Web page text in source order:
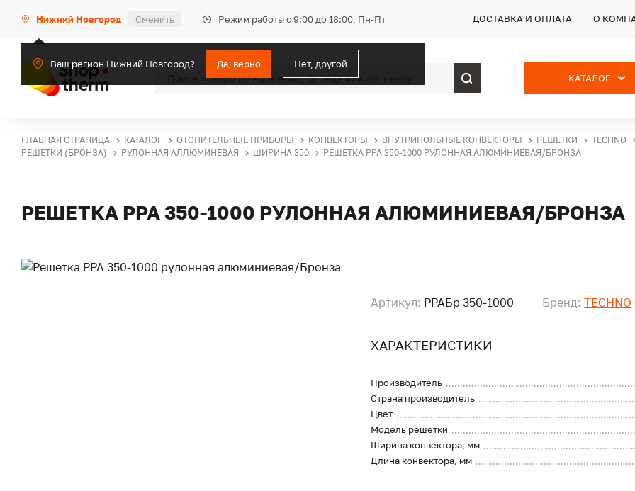
Нижний Новгород Сменить Режим работы с 9:00 до 18:00, Пн-Пт
Ваш регион Нижний Новгород? Да, верно Нет, другой
ДОСТАВКА И ОПЛАТА О
КАТАЛОГ
ГЛАВНАЯ СТРАНИЦА КАТАЛОГ ОТОПИТЕЛЬНЫЕ ПРИБОРЫ КОНВЕКТОРЫ ВНУТРИПОЛЬНЫЕ КОНВЕКТОРЫ РЕШЕТКИ
TECHNO
РЕШЕТКИ (БРОНЗА)
РУЛОННАЯ АЛЛЮМИНЕВАЯ ШИРИНА 350 РЕШЕТКА PPA 350-1000 РУЛОННАЯ АЛЮМИНИЕВАЯ/БРОНЗА
РЕШЕТКА PPA 350-1000 РУЛОННАЯ АЛЮМИНИЕВАЯ/БРОНЗА
Артикул: PPAБр 350-1000 Бренд: TECHNO
ХАРАКТЕРИСТИКИ
Производитель
Страна производитель
Цвет
Модель решетки
Ширина конвектора, мм
Длина конвектора, мм